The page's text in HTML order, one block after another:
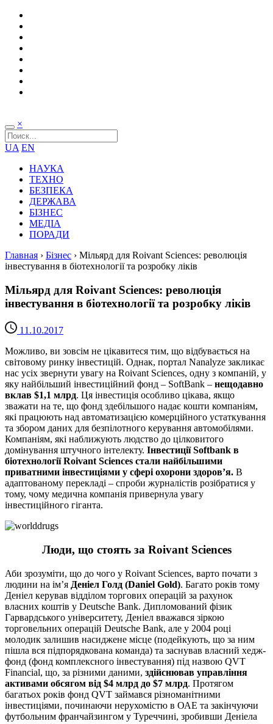
×
UA EN
НАУКА
ТЕХНО
БЕЗПЕКА
ДЕРЖАВА
БІЗНЕС
МЕДІА
ПОРАДИ
Главная › Бізнес › Мільярд для Roivant Sciences: революція
інвестування в біотехнології та розробку ліків
Мільярд для Roivant Sciences: революція
інвестування в біотехнології та розробку ліків
11.10.2017
Можливо, ви зовсім не цікавитеся тим, що відбувається на
світовому ринку інвестицій. Однак, портал Nanalyze закликає
нас усіх звернути увагу на Roivant Sciences, одну з компаній, у
яку найбільший інвестиційний фонд – SoftBank – нещодавно
вклав $1,1 млрд. Ця інвестиція особливо цікава, якщо
зважати на те, що фонд здебільшого надає кошти компаніям,
які працюють над автоматизацією комерційного устаткування
та збором даних для безпілотного керування автомобілями.
Компаніям, які наближують людство до цілковитого
домінування штучного інтелекту. Інвестиції Softbank в
біотехнології Roivant Sciences стали найбільшими
приватними інвестиціями у сфері охорони здоров’я. В
адаптованому перекладі – спроби журналістів розібратися у
тому, чому медична компанія привернула увагу
інвестиційного гіганта.
Люди, що стоять за Roivant Sciences
Аби зрозуміти, що до чого у Roivant Sciences, варто почати з
людини на ім’я Деніел Голд (Daniel Gold). Багато років тому
Деніел керував відділом торгових операцій за рахунок
власних коштів у Deutsche Bank. Дипломований фізик
Гарвардського університету, Деніел вважався зіркою
торговельних операцій Deutsche Bank, але у 2004 році
молодик залишив насиджене місце (подейкують, що за ним
пішла вся підпорядкована команда) та заснував власний хедж-
фонд (фонд комплексного інвестування) під назвою QVT
Financial, що, за різними даними, здійснював управління
активами обсягом від $4 млрд до $7 млрд. Протягом
багатьох років фонд QVT займався різноманітними
інвестиціями, починаючи нерухомістю в ОАЕ та закінчуючи
футбольним франчайзингом у Туреччині, зробивши Деніела